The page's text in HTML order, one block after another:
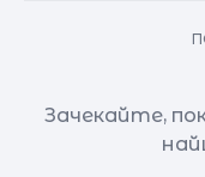
Зачекайте,